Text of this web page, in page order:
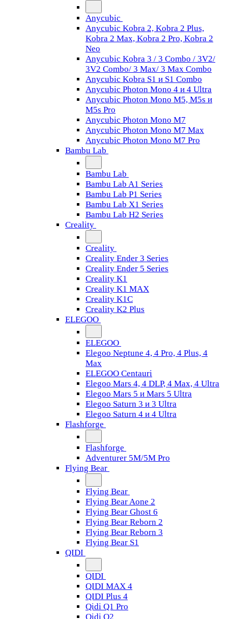
Anycubic
Anycubic Kobra 2, Kobra 2 Plus,
Kobra 2 Max, Kobra 2 Pro, Kobra 2
Neo
Anycubic Kobra 3 / 3 Combo / 3V2/
3V2 Combo/ 3 Max/ 3 Max Combo
Anycubic Kobra S1 и S1 Combo
Anycubic Photon Mono 4 и 4 Ultra
Anycubic Photon Mono M5, M5s и
M5s Pro
Anycubic Photon Mono M7
Anycubic Photon Mono M7 Max
Anycubic Photon Mono M7 Pro
Bambu Lab
Bambu Lab
Bambu Lab A1 Series
Bambu Lab P1 Series
Bambu Lab X1 Series
Bambu Lab H2 Series
Creality
Creality
Creality Ender 3 Series
Creality Ender 5 Series
Creality K1
Creality K1 MAX
Creality K1C
Creality K2 Plus
ELEGOO
ELEGOO
Elegoo Neptune 4, 4 Pro, 4 Plus, 4
Max
ELEGOO Centauri
Elegoo Mars 4, 4 DLP, 4 Max, 4 Ultra
Elegoo Mars 5 и Mars 5 Ultra
Elegoo Saturn 3 и 3 Ultra
Elegoo Saturn 4 и 4 Ultra
Flashforge
Flashforge
Adventurer 5M/5M Pro
Flying Bear
Flying Bear
Flying Bear Aone 2
Flying Bear Ghost 6
Flying Bear Reborn 2
Flying Bear Reborn 3
Flying Bear S1
QIDI
QIDI
QIDI MAX 4
QIDI Plus 4
Qidi Q1 Pro
Qidi Q2